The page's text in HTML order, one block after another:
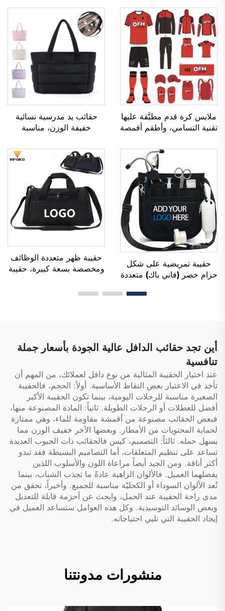
ملابس كرة قدم مطبَّقة عليها
تقنية التسامي، وأطقم أقمصة
أثناء التدريب، وملابس رياضية
مخصصة لكرة القدم، وزي
فريق كرة القدم
حقائب يد مدرسية نسائية
خفيفة الوزن، مناسبة
والسفر، وحقائب يد ناعمة
للسيدات العاملات في
المكاتب، ومقاومة للماء،
مصنوعة من البوليستر
حقيبة تمريضية على شكل
حزام خصر (فاني باك) متعددة
يحتوي على أقسام متعددة،
حقيبة ظهر متعددة الوظائف
ومخصصة بسعة كبيرة، حقيبة
والنساء، مقاومة للماء، تحتوي
أين تجد حقائب الدافل عالية الجودة بأسعار جملة
تنافسية
عند اختيار الحقيبة المثالية من نوع دافل لعملائك، من المهم أن
تأخذ في الاعتبار بعض النقاط الأساسية. أولاً: الحجم، فالحقيبة
الصغيرة مناسبة للرحلات اليومية، بينما تكون الحقيبة الأكبر
أفضل للعطلات أو الرحلات الطويلة. ثانياً: المادة المصنوعة منها،
فبعض الحقائب مصنوعة من أقمشة مقاومة للماء، وهي ممتازة
لحماية المحتويات من الأمطار. وبعضها الآخر خفيف الوزن مما
يسهل حمله. ثالثاً: التصميم، كيس فالحقائب ذات الجيوب العديدة
تساعد على تنظيم المتعلقات، أما التصاميم البسيطة فقد تبدو
أكثر أناقة. ومن الجيد أيضاً مراعاة اللون والأسلوب اللذين
يفضلهما العميل. فالألوان الزاهية عادةً ما تجذب الشباب، بينما
تُعد الألوان السوداء أو الكحليّة مناسبة للجميع. وأخيراً، تحقق من
مدى راحة الحقيبة عند الحمل، وابحث عن أحزمة قابلة للتعديل
وبعض الوسائد التوسيدية. وكل هذه العوامل ستساعد العميل في
إيجاد الحقيبة التي تلبي احتياجاته.
منشورات مدونتنا